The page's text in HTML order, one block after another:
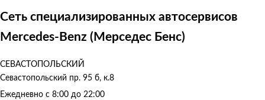
Сеть специализированных автосервисов
Mercedes-Benz (Мерседес Бенс)
СЕВАСТОПОЛЬСКИЙ
Севастопольский пр. 95 б, к.8
Ежедневно с 8:00 до 22:00